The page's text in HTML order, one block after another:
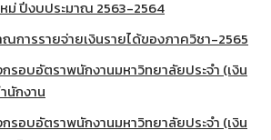
ม่ ปีงบประมาณ 2563-2564
การรายจ่ายเงินรายได้ของภาควิชา-2565
อบอัตราพนักงานมหาวิทยาลัยประจำ (เงิน
นักงาน
อบอัตราพนักงานมหาวิทยาลัยประจำ (เงิน